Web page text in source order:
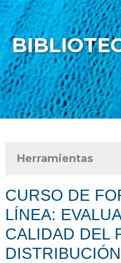
Herramientas
CURSO DE
LÍNEA:
CALIDAD DEL